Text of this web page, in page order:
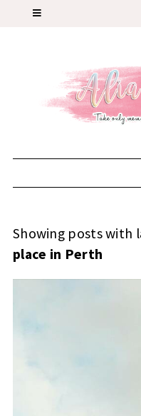
Showing posts with
place in Perth